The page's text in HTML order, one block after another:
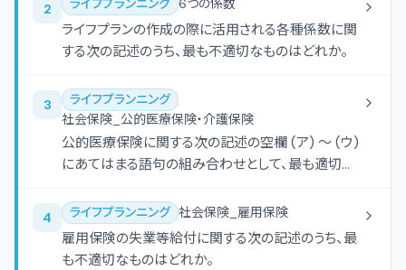
2 ライフプランニング 6つの係数
ライフプランの作成の際に活用される各種係数に関
する次の記述のうち、最も不適切なものはどれか。
3
ライフプランニング
社会保険_公的医療保険・介護保険
公的医療保険に関する次の記述の空欄 (ア) 〜 (ウ)
にあてはまる語句の組み合わせとして、最も適切な
4 ライフプランニング 社会保険_雇用保険
雇用保険の失業等給付に関する次の記述のうち、最
も不適切なものはどれか。